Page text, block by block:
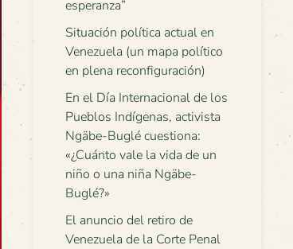
esperanza”
Situación política actual en
Venezuela (un mapa político
en plena reconfiguración)
En el Día Internacional de los
Pueblos Indígenas, activista
Ngäbe-Buglé cuestiona:
«¿Cuánto vale la vida de un
niño o una niña Ngäbe-
Buglé?»
El anuncio del retiro de
Venezuela de la Corte Penal